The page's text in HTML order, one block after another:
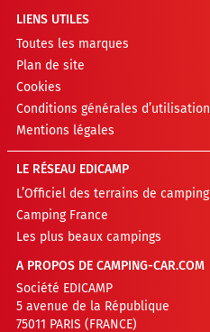
LIENS UTILES
Toutes les marques
Plan de site
Cookies
Conditions générales d’utilisation
Mentions légales
LE RÉSEAU EDICAMP
L’Officiel des terrains de camping
Camping France
Les plus beaux campings
A PROPOS DE CAMPING-CAR.COM
Société EDICAMP
5 avenue de la République
75011 PARIS (FRANCE)